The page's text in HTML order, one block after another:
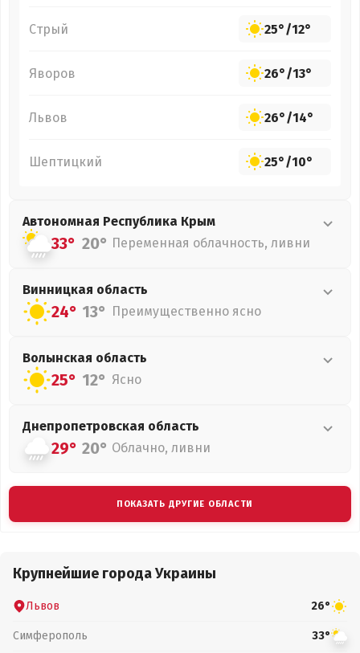
Стрый 25°/12°
Яворов 26°/13°
Львов 26°/14°
Шептицкий 25°/10°
Автономная Республика Крым
33° 20° Переменная облачность, ливни
Винницкая область
24° 13° Преимущественно ясно
Волынская область
25° 12° Ясно
Днепропетровская область
29° 20° Облачно, ливни
ПОКАЗАТЬ ДРУГИЕ ОБЛАСТИ
Крупнейшие города Украины
Львов 26°
Симферополь 33°